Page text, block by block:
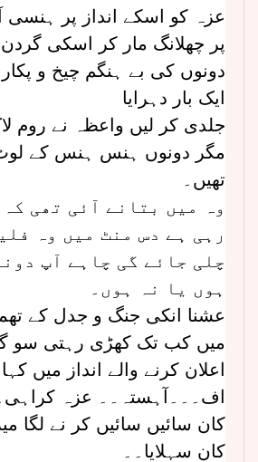
عزہ کو اسکے انداز پر ہنسی
پر چھلانگ مار کر اسکی
دونوں کی بے ہنگم چیخ و
ایک بار دہرایا
جلدی کر لیں واعظہ نے روم
مگر دونوں ہنس ہنس کے
تھیں۔
وہ میں بتانے آئی تھی کہ
رہی ہے دس منٹ میں وہ
چلی جائے گی چاہے آپ
ہوں یا نہ ہوں۔
عشنا انکی جنگ و جدل کے
میں کب تک کھڑی رہتی سو
اعلان کرنے والے انداز میں
اف۔۔۔آہستہ۔۔ عزہ
کان سائیں سائیں کر نے لگا
کان سہلایا۔۔